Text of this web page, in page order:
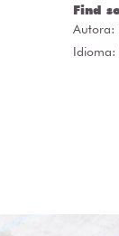
Find
Autora:
Idioma: